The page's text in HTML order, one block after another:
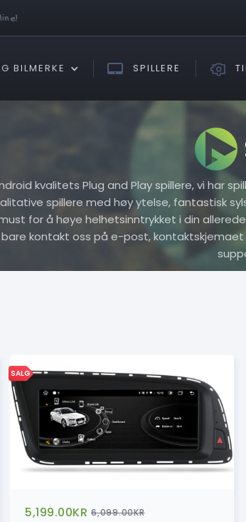
BILMERKE SPILLERE
kvalitets Plug and Play spillere, vi har
spillere med høy ytelse, fantastisk
for å høye helhetsinntrykket i din
kontakt oss på e-post,
SALG
5,199.00KR 6,099.00KR